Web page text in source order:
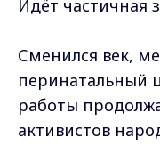
Идёт частичная
Сменился век,
перинатальный
работы
активистов